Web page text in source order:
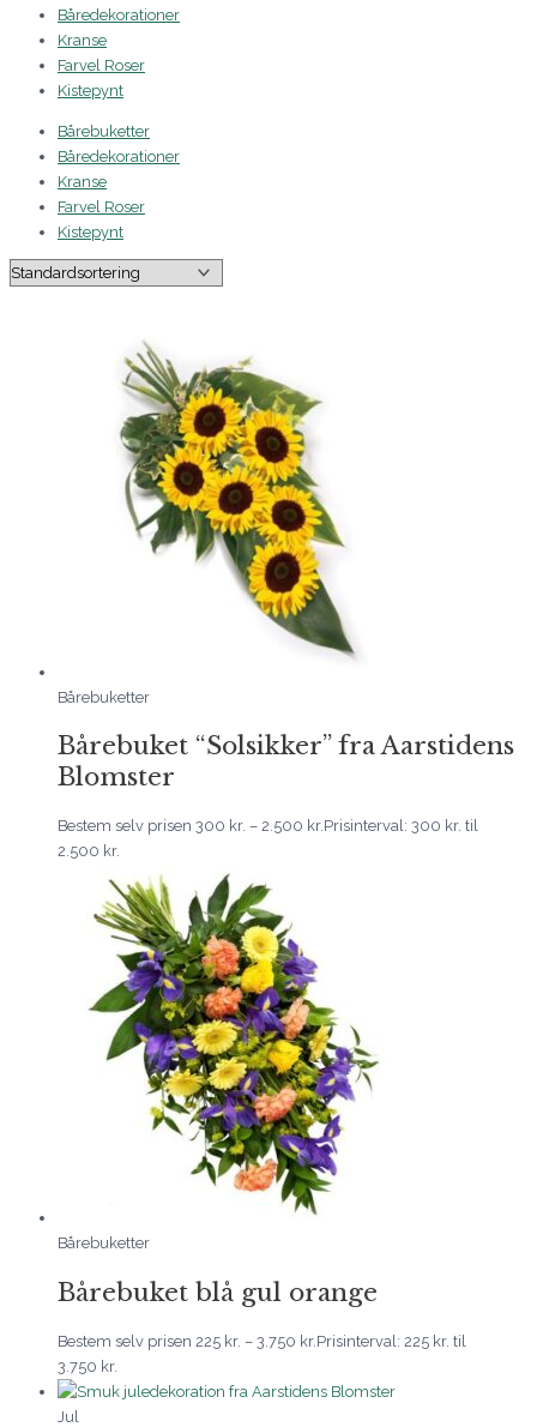
Båredekorationer
Kranse
Farvel Roser
Kistepynt
Bårebuketter
Båredekorationer
Kranse
Farvel Roser
Kistepynt
Bårebuketter
Bårebuket “Solsikker” fra Aarstidens
Blomster
Bestem selv prisen 300 kr. – 2.500 kr.Prisinterval: 300 kr. til
2.500 kr.
Bårebuketter
Bårebuket blå gul orange
Bestem selv prisen 225 kr. – 3.750 kr. Prisinterval: 225 kr. til
3.750 kr.
Jul